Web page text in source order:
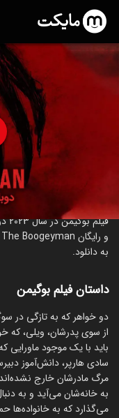
فیلم بوگیمن با دوبله
87 ۵.۹
ساخت آمریکا سال 2023
درباره فیلم بوگیمن
به دانلود.
داستان فیلم بوگیمن
دو خواهر که به تازگی در
از سوی پدرشان، ویلی، که
باید با یک موجود ماورایی
سادی هارپر، دانش‌آموز
مرگ مادرشان خارج
به خانه‌شان می‌آید و به
می‌گذارد که به خانواده‌ها